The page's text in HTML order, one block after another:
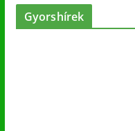
Gyorshírek